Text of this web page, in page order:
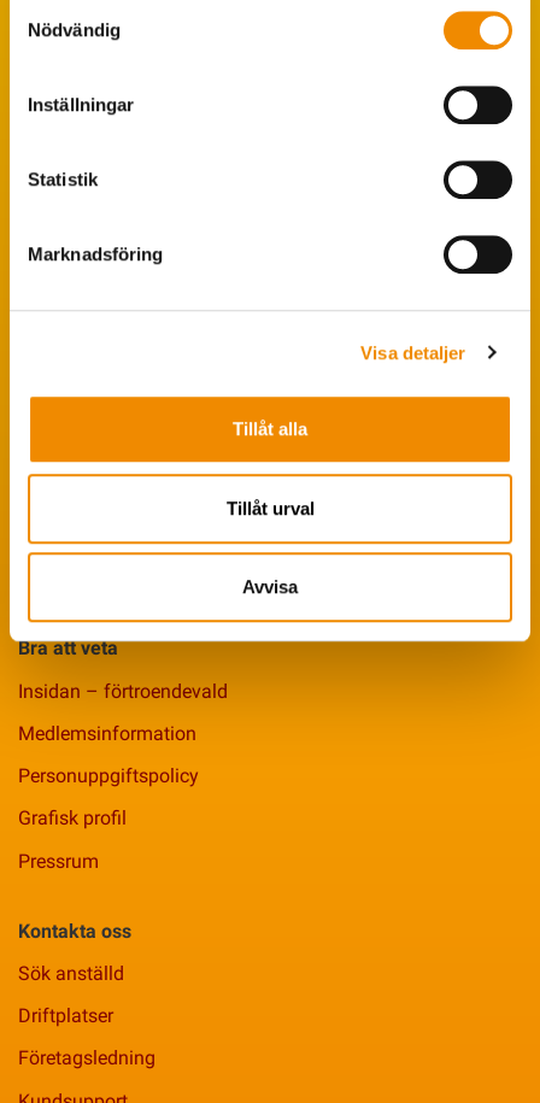
Nödvändig
Inställningar
Statistik
Marknadsföring
Visa detaljer
Tillåt alla
Tillåt urval
Avvisa
Avbytarservice
Kokontrollen
Ledarpraktikan
Bra att veta
Insidan – förtroendevald
Medlemsinformation
Personuppgiftspolicy
Grafisk profil
Pressrum
Kontakta oss
Sök anställd
Driftplatser
Företagsledning